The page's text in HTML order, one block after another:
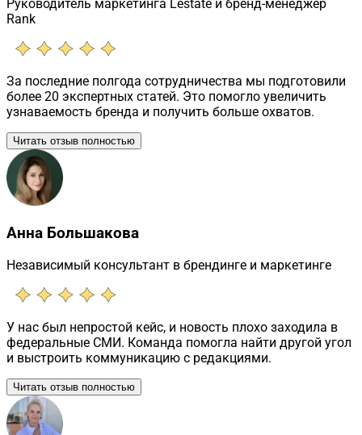
Руководитель маркетинга Lestate и бренд-менеджер
Rank
За последние полгода сотрудничества мы подготовили
более 20 экспертных статей. Это помогло увеличить
узнаваемость бренда и получить больше охватов.
Читать отзыв полностью
Анна Большакова
Независимый консультант в брендинге и маркетинге
У нас был непростой кейс, и новость плохо заходила в
федеральные СМИ. Команда помогла найти другой угол
и выстроить коммуникацию с редакциями.
Читать отзыв полностью